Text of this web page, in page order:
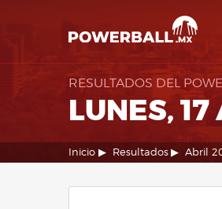
RESULTADOS DEL
LUNES,
Inicio Resultados Abril